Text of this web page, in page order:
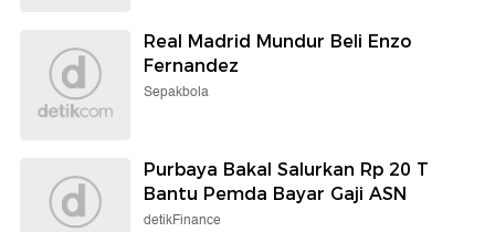
Real Madrid Mundur Beli Enzo
Fernandez
Sepakbola
Purbaya Bakal Salurkan Rp 20 T
Bantu Pemda Bayar Gaji ASN
detikFinance